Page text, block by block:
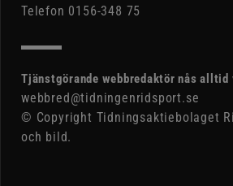
Telefon 0156-348 75
Tjänstgörande webbredaktör nås alltid
webbred@tidningenridsport.se
© Copyright Tidningsaktiebolaget
och bild.